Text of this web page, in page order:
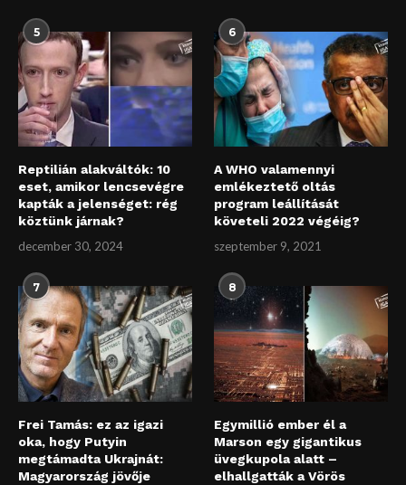
5
Reptilián alakváltók: 10
eset, amikor lencsevégre
kapták a jelenséget: rég
köztünk járnak?
december 30, 2024
6
A WHO valamennyi
emlékeztető oltás
program leállítását
követeli 2022 végéig?
szeptember 9, 2021
7
Frei Tamás: ez az igazi
oka, hogy Putyin
megtámadta Ukrajnát:
Magyarország jövője
8
Egymillió ember él a
Marson egy gigantikus
üvegkupola alatt –
elhallgatták a Vörös